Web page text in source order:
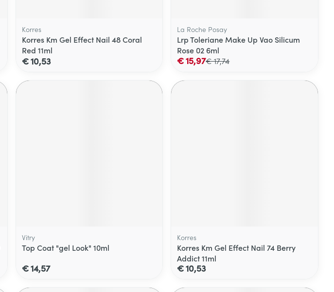
Korres
Korres Km Gel Effect Nail 48 Coral
Red 11ml
€ 10,53
La Roche Posay
Lrp Toleriane Make Up Vao Silicum
Rose 02 6ml
€ 17,74
€ 15,97
Vitry
Top Coat "gel Look" 10ml
€ 14,57
Korres
Korres Km Gel Effect Nail 74 Berry
Addict 11ml
€ 10,53